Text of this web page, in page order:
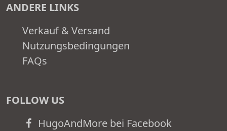
ANDERE LINKS
Verkauf & Versand
Nutzungsbedingungen
FAQs
FOLLOW US
HugoAndMore bei Facebook